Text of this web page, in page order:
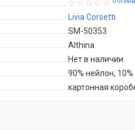
Livia Corsetti
SM-50353
Althina
Нет в наличии
90% нейлон,
картонная